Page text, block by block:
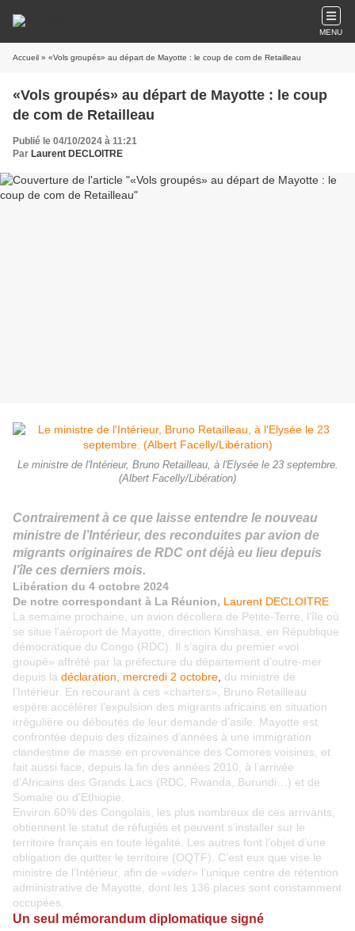
MENU
Accueil » «Vols groupés» au départ de Mayotte : le coup de com de Retailleau
«Vols groupés» au départ de Mayotte : le coup
de com de Retailleau
Publié le 04/10/2024 à 11:21
Par Laurent DECLOITRE
Le ministre de l'Intérieur, Bruno Retailleau, à l'Elysée le 23 septembre.
(Albert Facelly/Libération)
Contrairement à ce que laisse entendre le nouveau
ministre de l’Intérieur, des reconduites par avion de
migrants originaires de RDC ont déjà eu lieu depuis
l’île ces derniers mois.
Libération du 4 octobre 2024
De notre correspondant à La Réunion, Laurent DECLOITRE
La semaine prochaine, un avion décollera de Petite-Terre, l’île où
se situe l’aéroport de Mayotte, direction Kinshasa, en République
démocratique du Congo (RDC). Il s’agira du premier «vol
groupé» affrété par la préfecture du département d’outre-mer
depuis la déclaration, mercredi 2 octobre du ministre de
l’Intérieur. En recourant à ces «charters», Bruno Retailleau
espère accélérer l’expulsion des migrants africains en situation
irrégulière ou déboutés de leur demande d’asile. Mayotte est
confrontée depuis des dizaines d’années à une immigration
clandestine de masse en provenance des Comores voisines, et
fait aussi face, depuis la fin des années 2010, à l’arrivée
d’Africains des Grands Lacs (RDC, Rwanda, Burundi…) et de
Somalie ou d’Ethiopie.
Environ 60% des Congolais, les plus nombreux de ces arrivants,
obtiennent le statut de réfugiés et peuvent s’installer sur le
territoire français en toute légalité. Les autres font l’objet d’une
obligation de quitter le territoire (OQTF). C’est eux que vise le
ministre de l’Intérieur, afin de «vider» l’unique centre de rétention
administrative de Mayotte, dont les 136 places sont constamment
occupées.
Un seul mémorandum diplomatique signé